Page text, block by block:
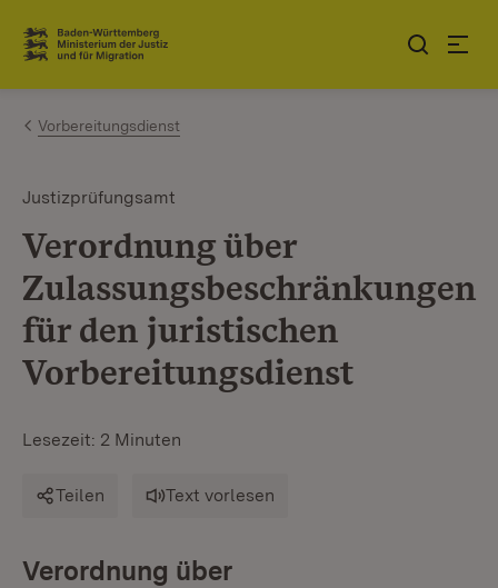
Zum Inhalt springen
Link zur Startseite
Vorbereitungsdienst
Justizprüfungsamt
Verordnung über
Zulassungsbeschränkungen
für den juristischen
Vorbereitungsdienst
Lesezeit: 2 Minuten
Teilen Text vorlesen
Verordnung über